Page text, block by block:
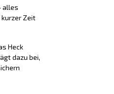
alles
kurzer Zeit
Heck
dazu bei,